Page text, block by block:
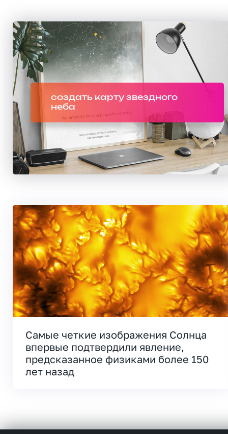
создать карту звездного
неба
Самые четкие изображения Солнца
впервые подтвердили явление,
предсказанное физиками более 150
лет назад